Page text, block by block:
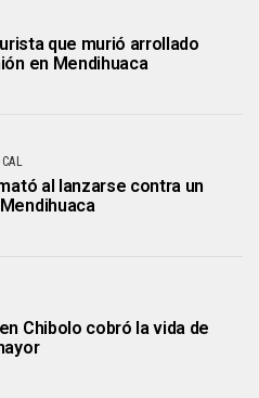
que murió arrollado
en Mendihuaca
al lanzarse contra un
Chibolo cobró la vida de